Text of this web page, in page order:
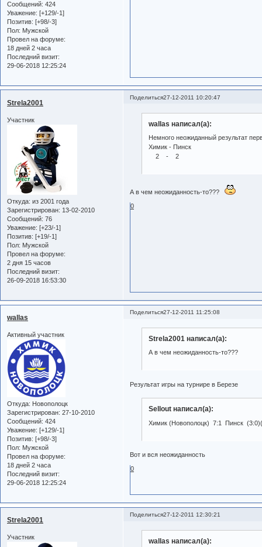
Сообщений: 424
Уважение: [+129/-1]
Позитив: [+98/-3]
Пол: Мужской
Провел на форуме:
18 дней 2 часа
Последний визит:
29-06-2018 12:25:24
Поделиться27-12-2011 10:20:47
Strela2001
Участник
Откуда: из 2001 года
Зарегистрирован: 13-02-2010
Сообщений: 76
Уважение: [+23/-1]
Позитив: [+19/-1]
Пол: Мужской
Провел на форуме:
2 дня 15 часов
Последний визит:
26-09-2018 16:53:30
wallas написал(а):
Немного неожиданный результат
Химик - Пинск
2 - 2
А в чем неожиданность-то???
0
Поделиться27-12-2011 11:25:08
wallas
Активный участник
Откуда: Новополоцк
Зарегистрирован: 27-10-2010
Сообщений: 424
Уважение: [+129/-1]
Позитив: [+98/-3]
Пол: Мужской
Провел на форуме:
18 дней 2 часа
Последний визит:
29-06-2018 12:25:24
Strela2001 написал(а):
А в чем неожиданность-то???
Результат игры на турнире в Березе
Sellout написал(а):
Химик (Новополоцк) 7:1 Пинск
Вот и вся неожиданность
0
Поделиться27-12-2011 12:30:21
Strela2001
Участник wallas написал(а):